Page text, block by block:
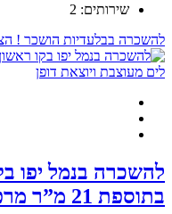
שירותים: 2
להשכרה בבלעדיות הושכר !
בתוספת